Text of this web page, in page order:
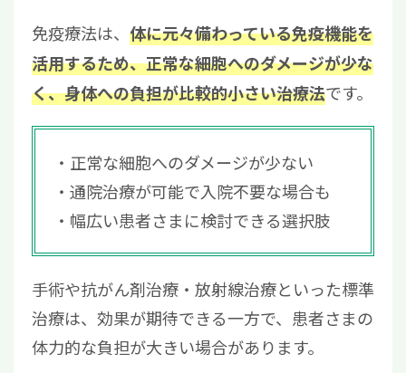
免疫療法は、 体に元々備わっている免疫機能を
活用するため、正常な細胞へのダメージが少な
く、身体への負担が比較的小さい治療法です。
正常な細胞へのダメージが少ない
通院治療が可能で入院不要な場合も
幅広い患者さまに検討できる選択肢
手術や抗がん剤治療・放射線治療といった標準
治療は、効果が期待できる一方で、患者さまの
体力的な負担が大きい場合があります。